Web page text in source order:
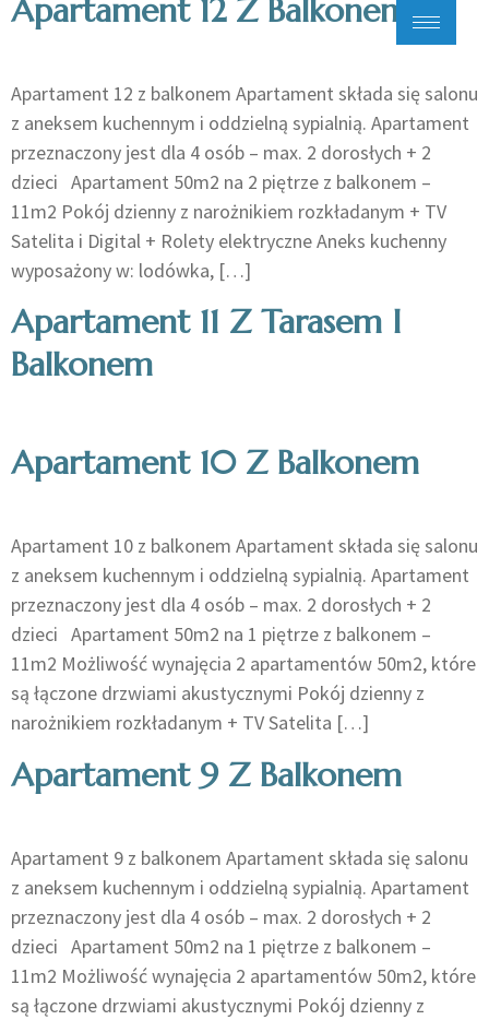
Apartament 12 Z Balkonem
Apartament 12 z balkonem Apartament składa się salonu
z aneksem kuchennym i oddzielną sypialnią. Apartament
przeznaczony jest dla 4 osób – max. 2 dorosłych + 2
dzieci Apartament 50m2 na 2 piętrze z balkonem –
11m2 Pokój dzienny z narożnikiem rozkładanym + TV
Satelita i Digital + Rolety elektryczne Aneks kuchenny
wyposażony w: lodówka, […]
Apartament 11 Z Tarasem I
Balkonem
Apartament 10 Z Balkonem
Apartament 10 z balkonem Apartament składa się salonu
z aneksem kuchennym i oddzielną sypialnią. Apartament
przeznaczony jest dla 4 osób – max. 2 dorosłych + 2
dzieci Apartament 50m2 na 1 piętrze z balkonem –
11m2 Możliwość wynajęcia 2 apartamentów 50m2, które
są łączone drzwiami akustycznymi Pokój dzienny z
narożnikiem rozkładanym + TV Satelita […]
Apartament 9 Z Balkonem
Apartament 9 z balkonem Apartament składa się salonu
z aneksem kuchennym i oddzielną sypialnią. Apartament
przeznaczony jest dla 4 osób – max. 2 dorosłych + 2
dzieci Apartament 50m2 na 1 piętrze z balkonem –
11m2 Możliwość wynajęcia 2 apartamentów 50m2, które
są łączone drzwiami akustycznymi Pokój dzienny z